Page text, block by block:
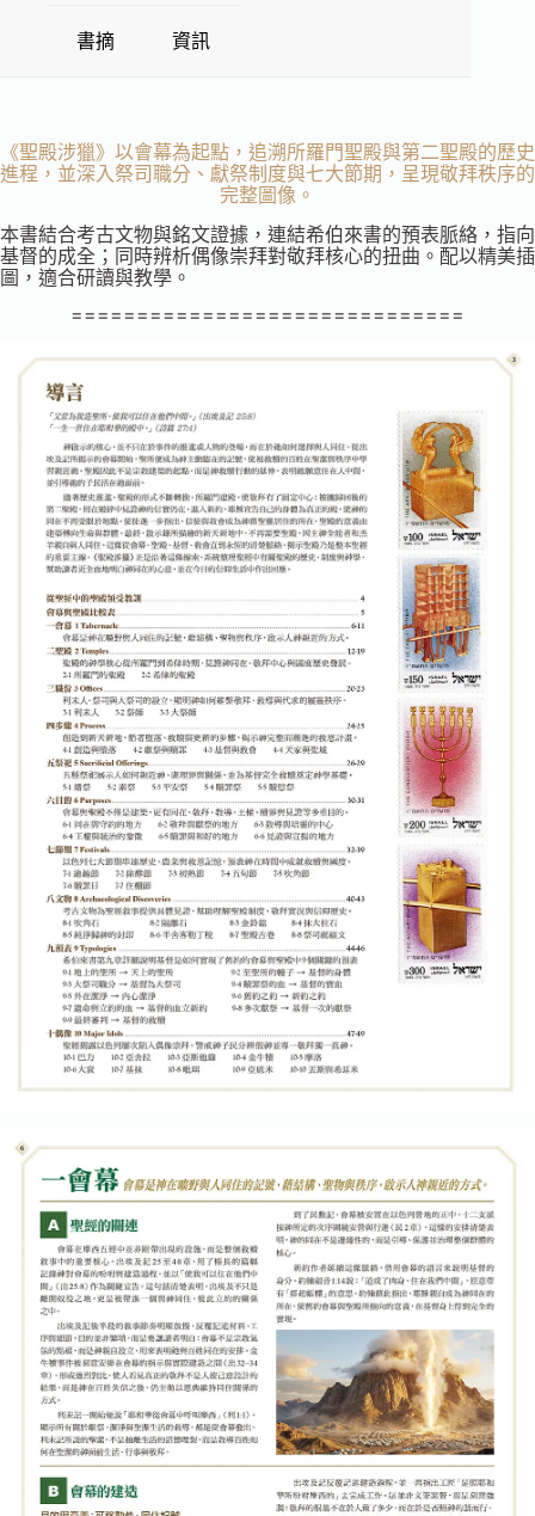
書摘 資訊
《聖殿涉獵》以會幕為起點，追溯所羅門聖殿與第二聖殿的歷史
進程，並深入祭司職分、獻祭制度與七大節期，呈現敬拜秩序的
完整圖像。
本書結合考古文物與銘文證據，連結希伯來書的預表脈絡，指向
基督的成全；同時辨析偶像崇拜對敬拜核心的扭曲。配以精美插
圖，適合研讀與教學。
==============================